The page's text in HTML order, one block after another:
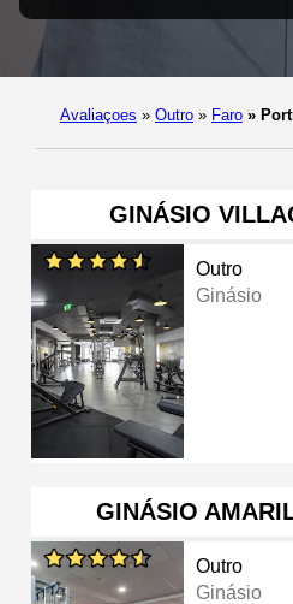
Avaliaçoes » Outro » Faro »
GINÁSIO
Outro
Ginásio
GINÁSIO
Outro
Ginásio